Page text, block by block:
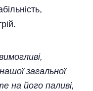
загальної
на його паливі,